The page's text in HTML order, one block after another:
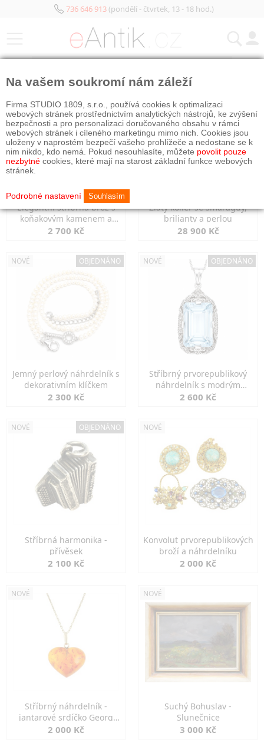
736 646 913(pondělí - čtvrtek, 13 - 18 hod.)
Elegantní stříbrná brož s
koňakovým kamenem a
markazity
2 700 Kč
Zlatý kolier se smaragdy,
brilianty a perlou
28 900 Kč
NOVÉ OBJEDNÁNO
Jemný perlový náhrdelník s
dekorativním klíčkem
2 300 Kč
NOVÉ OBJEDNÁNO
Stříbrný prvorepublikový
náhrdelník s modrým
spinelem
2 600 Kč
NOVÉ OBJEDNÁNO
Stříbrná harmonika -
přívěsek
2 100 Kč
NOVÉ
Konvolut prvorepublikových
broží a náhrdelníku
2 000 Kč
NOVÉ
Stříbrný náhrdelník -
jantarové srdíčko Georg
Kramer
2 000 Kč
NOVÉ
Suchý Bohuslav -
Slunečnice
3 000 Kč
Na vašem soukromí nám záleží
Firma STUDIO 1809, s.r.o., používá cookies k optimalizaci
webových stránek prostřednictvím analytických nástrojů, ke zvýšení
bezpečnosti a pro personalizaci doručovaného obsahu v rámci
webových stránek i cíleného marketingu mimo nich. Cookies jsou
uloženy v naprostém bezpečí vašeho prohlížeče a nedostane se k
nim nikdo, kdo nemá. Pokud nesouhlasíte, můžete povolit pouze
nezbytné cookies, které mají na starost základní funkce webových
stránek.
Podrobné nastavení Souhlasím